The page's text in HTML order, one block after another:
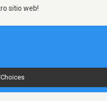
sitio web!